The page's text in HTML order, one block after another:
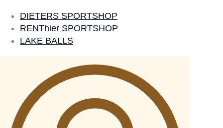
DIETERS SPORTSHOP
RENThier SPORTSHOP
LAKE BALLS